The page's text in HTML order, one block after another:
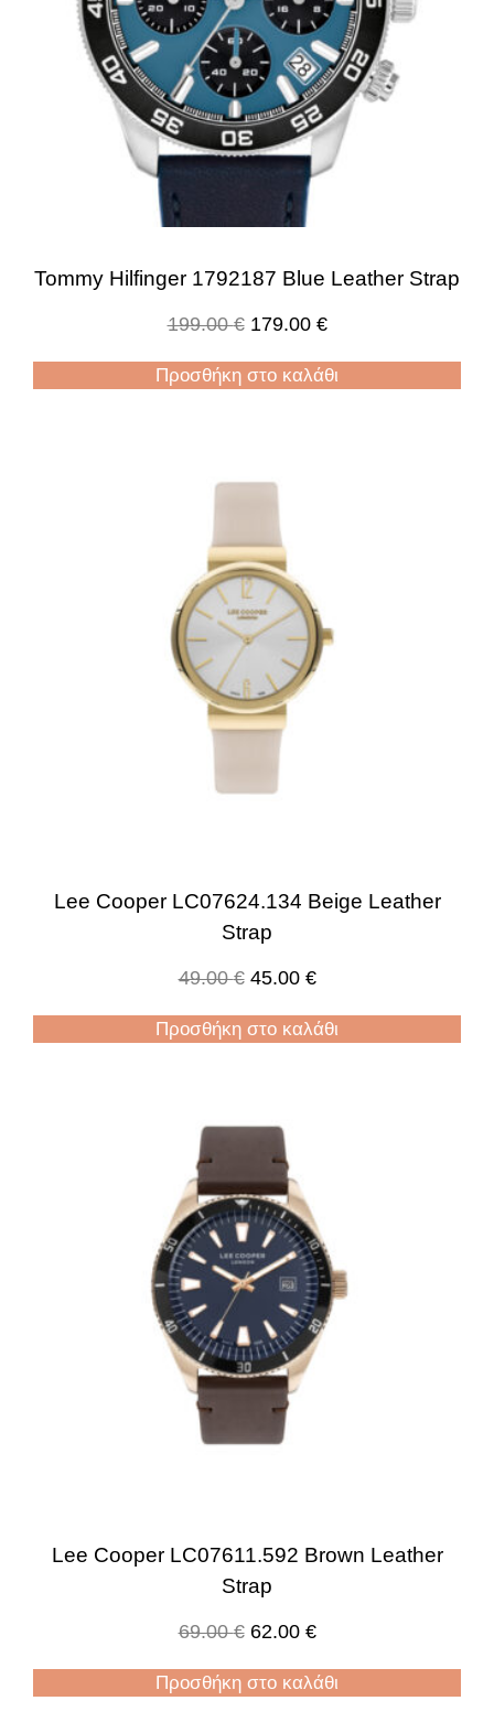
Tommy Hilfinger 1792187 Blue Leather Strap
199.00€ 179.00 €
Προσθήκη στο καλάθι
Lee Cooper LC07624.134 Beige Leather
Strap
49.00€ 45.00 €
Προσθήκη στο καλάθι
Lee Cooper LC07611.592 Brown Leather
Strap
69.00€ 62.00 €
Προσθήκη στο καλάθι